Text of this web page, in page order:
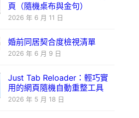
頁（隨機桌布與金句）
2026 年 6 月 11 日
婚前同居契合度檢視清單
2026 年 6 月 9 日
Just Tab Reloader：輕巧實
用的網頁隨機自動重整工具
2026 年 5 月 18 日